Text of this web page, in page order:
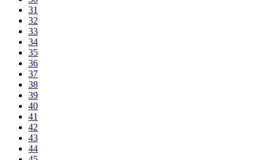
31
32
33
34
35
36
37
38
39
40
41
42
43
44